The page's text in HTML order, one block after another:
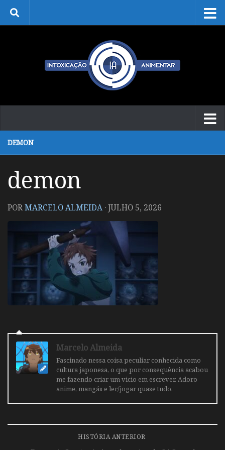
Skip to content
DEMON
demon
PORMARCELO ALMEIDA ·JULHO 5, 2026
Marcelo Almeida
Fascinado nessa coisa peculiar conhecida como
cultura japonesa, o que por consequência acabou
me fazendo criar um vicio em escrever. Adoro
anime, mangás e ler/jogar quase tudo.
HISTÓRIA ANTERIOR